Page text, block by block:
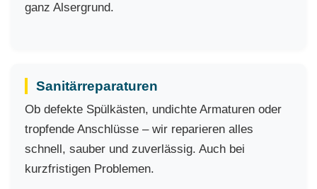
ganz Alsergrund.
Sanitärreparaturen
Ob defekte Spülkästen, undichte Armaturen oder
tropfende Anschlüsse – wir reparieren alles
schnell, sauber und zuverlässig. Auch bei
kurzfristigen Problemen.